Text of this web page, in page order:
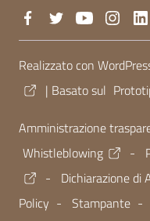
Sezione Link
Realizzato con
| Basato sul
Amministrazione
Whistleblowing
-
-
Dichiarazione di
Policy - Stampante -